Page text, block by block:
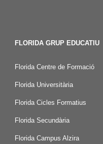
FLORIDA GRUP EDUCATIU
Florida Centre de Formació
Florida Universitària
Florida Cicles Formatius
Florida Secundària
Florida Campus Alzira